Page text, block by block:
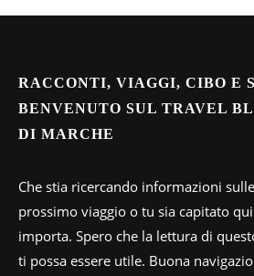
RACCONTI, VIAGGI, CIBO E
BENVENUTO SUL TRAVEL
DI MARCHE
Che stia ricercando informazioni
prossimo viaggio o tu sia capitato
importa. Spero che la lettura di
ti possa essere utile. Buona